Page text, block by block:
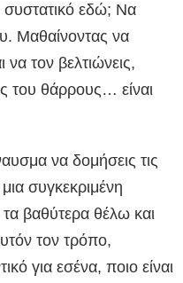
συστατικό εδώ; Να
Μαθαίνοντας να
τον βελτιώνεις,
του θάρρους… είναι
να δομήσεις τις
συγκεκριμένη
τα βαθύτερα θέλω και
τον τρόπο,
για εσένα, ποιο είναι